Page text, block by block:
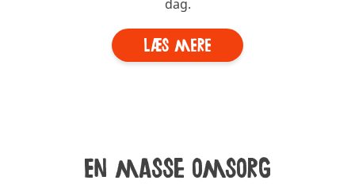
dag.
Læs mere
En masse omsorg